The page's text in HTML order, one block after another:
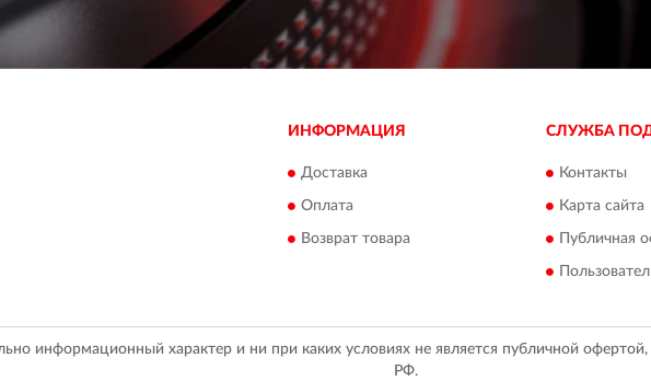
ИНФОРМАЦИЯ
Доставка
Оплата
Возврат товара
СЛУЖБА
Контакты
Карта сайта
Публичная
информационный характер и ни при каких условиях не является публичной
РФ.